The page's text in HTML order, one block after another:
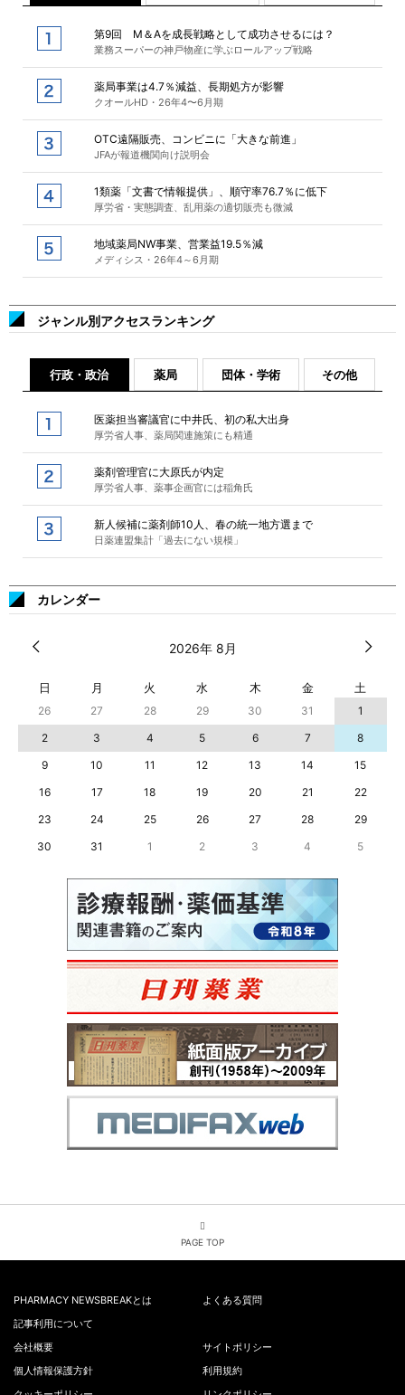
第9回 M＆Aを成長戦略として成功させるには？
業務スーパーの神戸物産に学ぶロールアップ戦略
薬局事業は4.7％減益、長期処方が影響
クオールHD・26年4〜6月期
OTC遠隔販売、コンビニに「大きな前進」
JFAが報道機関向け説明会
1類薬「文書で情報提供」、順守率76.7％に低下
厚労省・実態調査、乱用薬の適切販売も微減
地域薬局NW事業、営業益19.5％減
メディシス・26年4～6月期
ジャンル別アクセスランキング
行政・政治 薬局 団体・学術 その他
医薬担当審議官に中井氏、初の私大出身
厚労省人事、薬局関連施策にも精通
薬剤管理官に大原氏が内定
厚労省人事、薬事企画官には稲角氏
新人候補に薬剤師10人、春の統一地方選まで
日薬連盟集計「過去にない規模」
カレンダー
2026年 8月
日 月 火 水 木 金 土
26 27 28 29 30 31
1
2
3 4 5 6 7
8
9
10 11 12 13 14
15
16
17 18 19 20 21
22
23
24 25 26 27 28
29
30
31 1 2 3 4 5
PAGE TOP
PHARMACY NEWSBREAKとは
よくある質問
記事利用について
会社概要
サイトポリシー
個人情報保護方針
利用規約